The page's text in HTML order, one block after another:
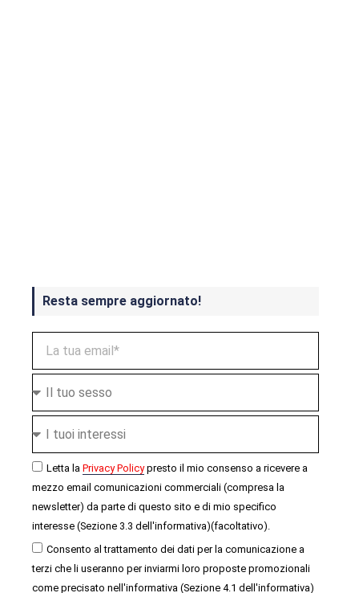
Resta sempre aggiornato!
Letta la Privacy Policypresto il mio consenso a ricevere a
mezzo email comunicazioni commerciali (compresa la
newsletter) da parte di questo sito e di mio specifico
interesse (Sezione 3.3 dell'informativa)(facoltativo).
Consento al trattamento dei dati per la comunicazione a
terzi che li useranno per inviarmi loro proposte promozionali
come precisato nell'informativa (Sezione 4.1 dell'informativa)